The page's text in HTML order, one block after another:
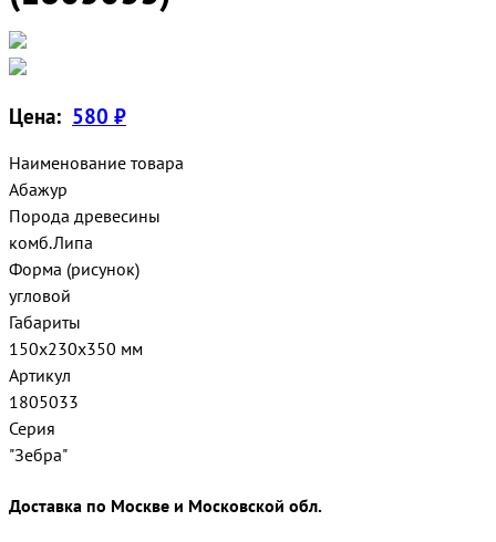
Цена: 580 ₽
Наименование товара
Абажур
Порода древесины
комб.Липа
Форма (рисунок)
угловой
Габариты
150х230х350 мм
Артикул
1805033
Серия
"Зебра"
Доставка по Москве и Московской обл.